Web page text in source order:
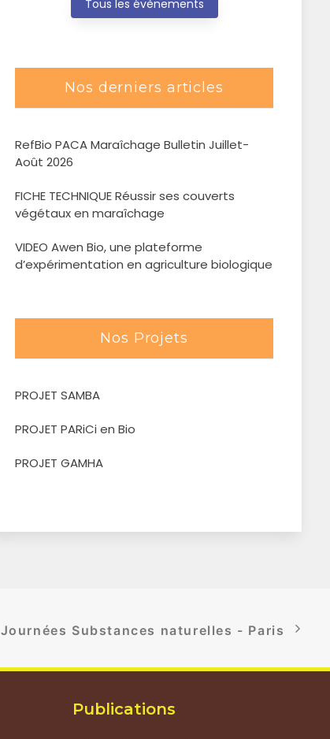
Tous les évènements
Nos derniers articles
RefBio PACA Maraîchage Bulletin Juillet-
Août 2026
FICHE TECHNIQUE Réussir ses couverts
végétaux en maraîchage
VIDEO Awen Bio, une plateforme
d’expérimentation en agriculture biologique
Nos Projets
PROJET SAMBA
PROJET PARiCi en Bio
PROJET GAMHA
Journées Substances naturelles - Paris
Publications